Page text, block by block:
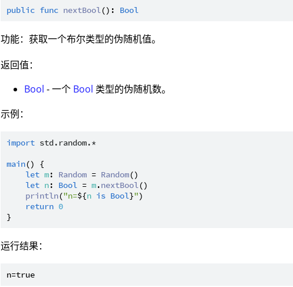
public func nextBool(): Bool
功能：获取一个布尔类型的伪随机值。
返回值：
Bool - 一个 Bool 类型的伪随机数。
示例：
import std.random.*
main() {
let m: Random = Random()
let n: Bool = m.nextBool()
println("n=${n is Bool}")
return 0
运行结果：